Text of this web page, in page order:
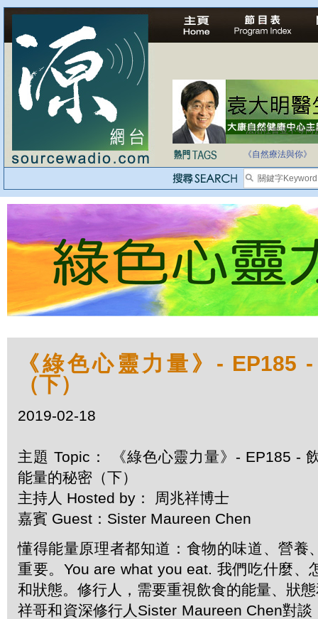
法治社會並不等同
自家教育合法化-
《自然療法與你》
《綠色心靈力量》- EP185
（下）
2019-02-18
主題 Topic： 《綠色心靈力量》- EP185 -
能量的秘密（下）
主持人 Hosted by： 周兆祥博士
嘉賓 Guest：Sister Maureen Chen
懂得能量原理者都知道：食物的味道、營養
重要。You are what you eat. 我們吃什麼、
和狀態。修行人，需要重視飲食的能量、狀
祥哥和資深修行人Sister Maureen Chen對